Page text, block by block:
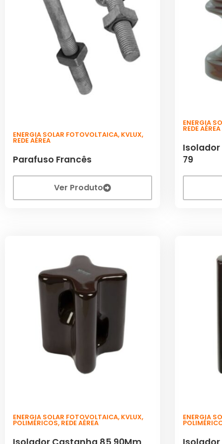
ENERGIA SOLAR FOTOVOLTAICA, KVLUX,
REDE AÉREA
Parafuso Francês
Ver Produto
ENERGIA
REDE AÉREA
Isolador
79
ENERGIA SOLAR FOTOVOLTAICA, KVLUX,
POLIMÉRICOS, REDE AÉREA
ENERGIA